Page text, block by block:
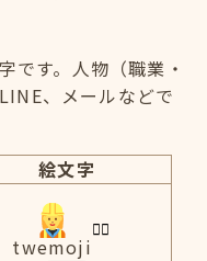
です。人物（職業・
、メールなどで
絵文字
twemoji